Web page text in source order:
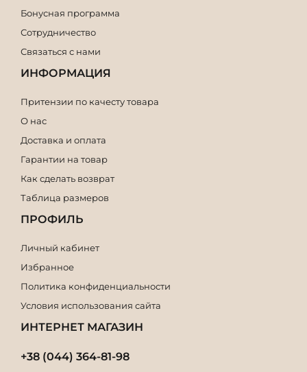
Бонусная программа
Сотрудничество
Связаться с нами
ИНФОРМАЦИЯ
Притензии по качесту товара
О нас
Доставка и оплата
Гарантии на товар
Как сделать возврат
Таблица размеров
ПРОФИЛЬ
Личный кабинет
Избранное
Политика конфиденциальности
Условия использования сайта
ИНТЕРНЕТ МАГАЗИН
+38 (044) 364-81-98